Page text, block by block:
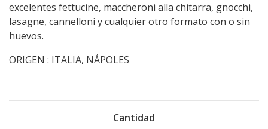
excelentes fettucine, maccheroni alla chitarra, gnocchi,
lasagne, cannelloni y cualquier otro formato con o sin
huevos.
ORIGEN : ITALIA, NÁPOLES
Cantidad